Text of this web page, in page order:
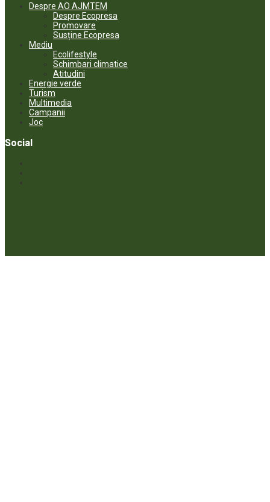
Despre AO AJMTEM
Despre Ecopresa
Promovare
Susține Ecopresa
Mediu
Ecolifestyle
Schimbari climatice
Atitudini
Energie verde
Turism
Multimedia
Campanii
Joc
Social